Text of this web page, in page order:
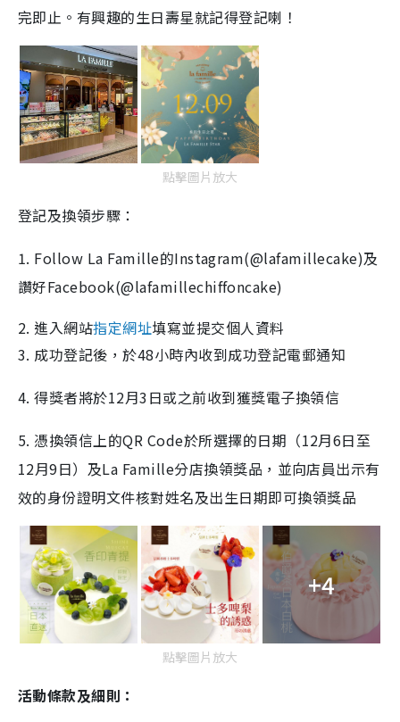
完即止。有興趣的生日壽星就記得登記喇！
點擊圖片放大
登記及換領步驟：
1. Follow La Famille的Instagram(@lafamillecake)及
讚好Facebook(@lafamillechiffoncake)
2. 進入網站指定網址填寫並提交個人資料
3. 成功登記後，於48小時內收到成功登記電郵通知
4. 得獎者將於12月3日或之前收到獲獎電子換領信
5. 憑換領信上的QR Code於所選擇的日期（12月6日至
12月9日）及La Famille分店換領獎品，並向店員出示有
效的身份證明文件核對姓名及出生日期即可換領獎品
+4
點擊圖片放大
活動條款及細則：